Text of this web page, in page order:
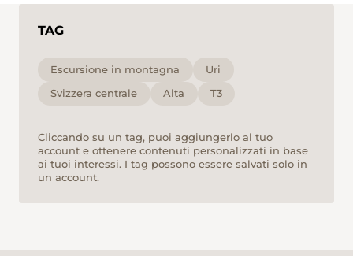
TAG
Escursione in montagna
Uri
Svizzera centrale
Alta T3
Cliccando su un tag, puoi aggiungerlo al tuo
account e ottenere contenuti personalizzati in base
ai tuoi interessi. I tag possono essere salvati solo in
un account.